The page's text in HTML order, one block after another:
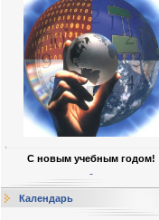
С новым учебным годом!
Календарь